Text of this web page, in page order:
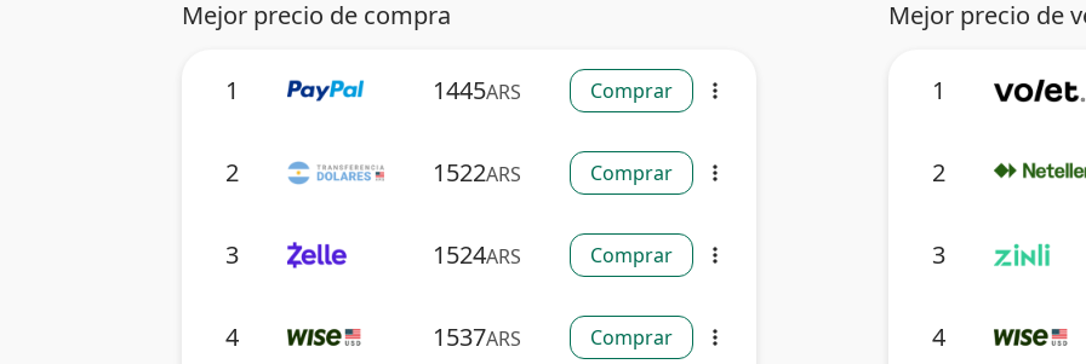
Mejor precio de compra
1 1445ARS Comprar more_vert
2 1522ARS Comprar more_vert
3 1524ARS Comprar more_vert
4 1537ARS Comprar more_vert
Mejor precio de
1
2
3
4